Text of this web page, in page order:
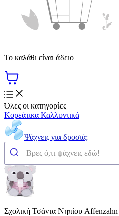
Το καλάθι είναι άδειο
Όλες οι κατηγορίες
Κορεάτικα Καλλυντικά
Ψάχνεις για δροσιά;
Σχολική Τσάντα Νηπίου